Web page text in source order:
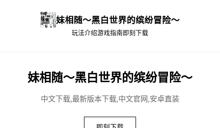
妹相随～黑白世界的缤纷冒险～
玩法介绍游戏指南 即刻下载
妹相随～黑白世界的缤纷冒险～
中文下载,最新版本下载,中文官网,安卓直装